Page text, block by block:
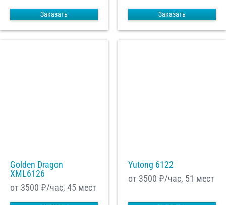
Заказать Заказать
Golden Dragon
XML6126
от 3500 ₽/час, 45 мест
Yutong 6122
от 3500 ₽/час, 51 мест